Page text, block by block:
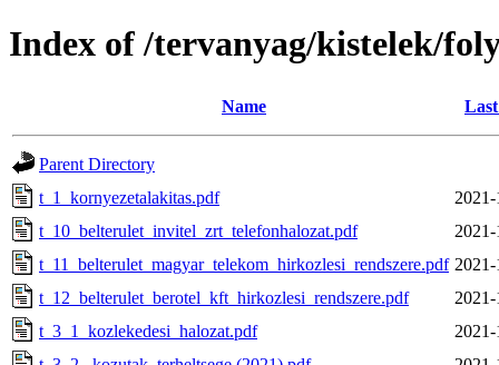
Index of /tervanyag/kistelek/
Name
Parent Directory
t_1_kornyezetalakitas.pdf
t_10_belterulet_invitel_zrt_telefonhalozat.pdf
t_11_belterulet_magyar_telekom_hirkozlesi_rendszere.pdf
t_12_belterulet_berotel_kft_hirkozlesi_rendszere.pdf
t_3_1_kozlekedesi_halozat.pdf